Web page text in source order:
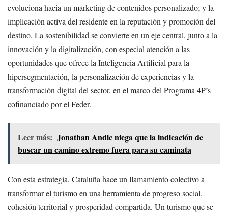
evoluciona hacia un marketing de contenidos personalizado; y la
implicación activa del residente en la reputación y promoción del
destino. La sostenibilidad se convierte en un eje central, junto a la
innovación y la digitalización, con especial atención a las
oportunidades que ofrece la Inteligencia Artificial para la
hipersegmentación, la personalización de experiencias y la
transformación digital del sector, en el marco del Programa 4P’s
cofinanciado por el Feder.
Leer más: Jonathan Andic niega que la indicación de
buscar un camino extremo fuera para su caminata
Con esta estrategia, Cataluña hace un llamamiento colectivo a
transformar el turismo en una herramienta de progreso social,
cohesión territorial y prosperidad compartida. Un turismo que se